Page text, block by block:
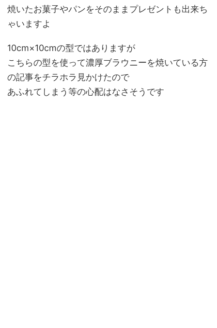
焼いたお菓子やパンをそのままプレゼントも出来ち
ゃいますよ
10cm×10cmの型ではありますが
こちらの型を使って濃厚ブラウニーを焼いている方
の記事をチラホラ見かけたので
あふれてしまう等の心配はなさそうです